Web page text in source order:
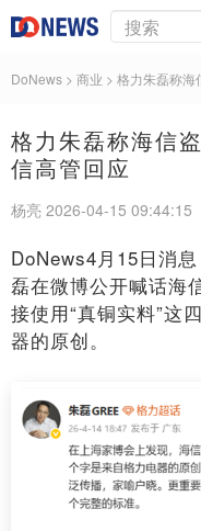
DoNews > 商业 > 格力朱磊称海
格力朱磊称海信
信高管回应
杨亮 2026-04-15 09:44:15
DoNews4月15日消
磊在微博公开喊话海
接使用“真铜实料”这
器的原创。